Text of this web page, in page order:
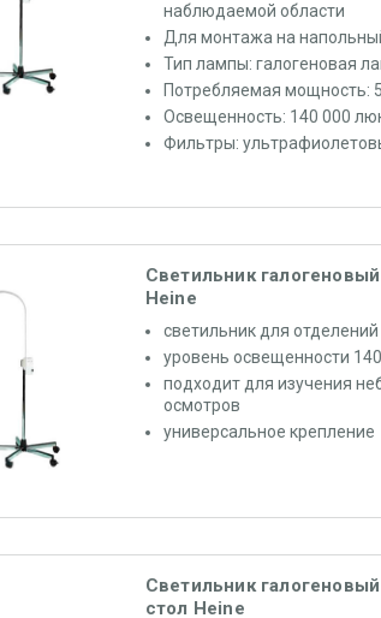
наблюдаемой области
Для монтажа на
Тип лампы: галогеновая
Потребляемая мощность:
Освещенность: 140 000
Фильтры:
Светильник
Heine
светильник для отделений
уровень освещенности
подходит для изучения
осмотров
универсальное крепление
Светильник
стол Heine